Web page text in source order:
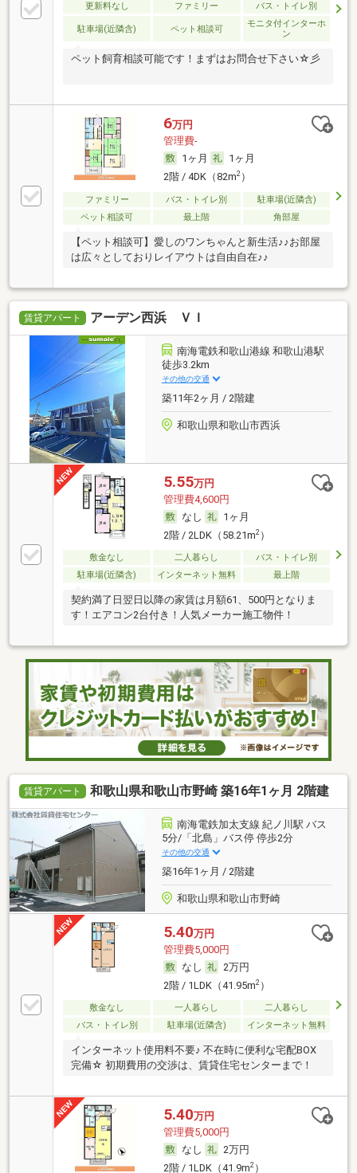
更新料なし ファミリー バス・トイレ別
駐車場(近隣含) ペット相談可
モニタ付インターホ
ン
ペット飼育相談可能です！まずはお問合せ下さい☆彡
6万円
管理費-
1ヶ月
1ヶ月
2階 / 4DK（82m2）
ファミリー バス・トイレ別
駐車場(近隣含)
ペット相談可
最上階 角部屋
【ペット相談可】愛しのワンちゃんと新生活♪♪お部屋
は広々としておりレイアウトは自由自在♪♪
賃貸アパート アーデン西浜 ＶＩ
南海電鉄和歌山港線 和歌山港駅
徒歩3.2km
その他の交通
築11年2ヶ月 / 2階建
和歌山県和歌山市西浜
5.55万円
管理費4,600円
なし
1ヶ月
2階 / 2LDK（58.21m2）
敷金なし 二人暮らし
バス・トイレ別
駐車場(近隣含)
インターネット無料 最上階
契約満了日翌日以降の家賃は月額61、500円となりま
す！エアコン2台付き！人気メーカー施工物件！
賃貸アパート 和歌山県和歌山市野崎 築16年1ヶ月 2階建
南海電鉄加太支線 紀ノ川駅 バス
5分/「北島」バス停 停歩2分
その他の交通
築16年1ヶ月 / 2階建
和歌山県和歌山市野崎
5.40万円
管理費5,000円
なし
2万円
2階 / 1LDK（41.95m2）
敷金なし 一人暮らし
二人暮らし
バス・トイレ別
駐車場(近隣含) インターネット無料
インターネット使用料不要♪ 不在時に便利な宅配BOX
完備☆ 初期費用の交渉は、賃貸住宅センターまで！
5.40万円
管理費5,000円
なし
2万円
2階 / 1LDK（41.9m2）